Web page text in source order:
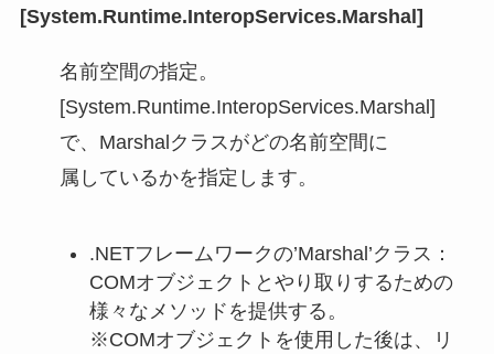
[System.Runtime.InteropServices.Marshal]
名前空間の指定。
[System.Runtime.InteropServices.Marshal]
で、Marshalクラスがどの名前空間に
属しているかを指定します。
.NETフレームワークの’Marshal’クラス：
COMオブジェクトとやり取りするための
様々なメソッドを提供する。
※COMオブジェクトを使用した後は、リ